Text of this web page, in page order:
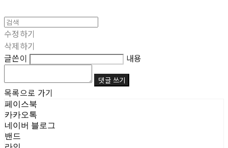
수정하기
삭제하기
글쓴이
내용
댓글 쓰기
목록으로 가기
페이스북
카카오톡
네이버 블로그
밴드